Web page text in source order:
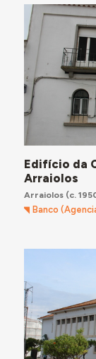
Edifício da
Arraiolos
Arraiolos(c.
Banco